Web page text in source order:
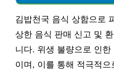
김밥천국 음식 상함으로
상한 음식 판매 신고 및
니다. 위생 불량으로 인
이며, 이를 통해 적극적